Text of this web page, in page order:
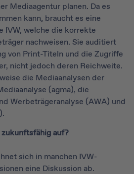
Mediaagentur planen. Da es
kann, braucht es eine
IVW, welche die korrekte
nachweisen. Sie auditiert
von Print-Titeln und die Zugriffe
nicht jedoch deren Reichweite.
die Mediaanalysen der
(agma), die
Werbeträgeranalyse (AWA) und
auf?
sich in manchen IVW-
eine Diskussion ab.